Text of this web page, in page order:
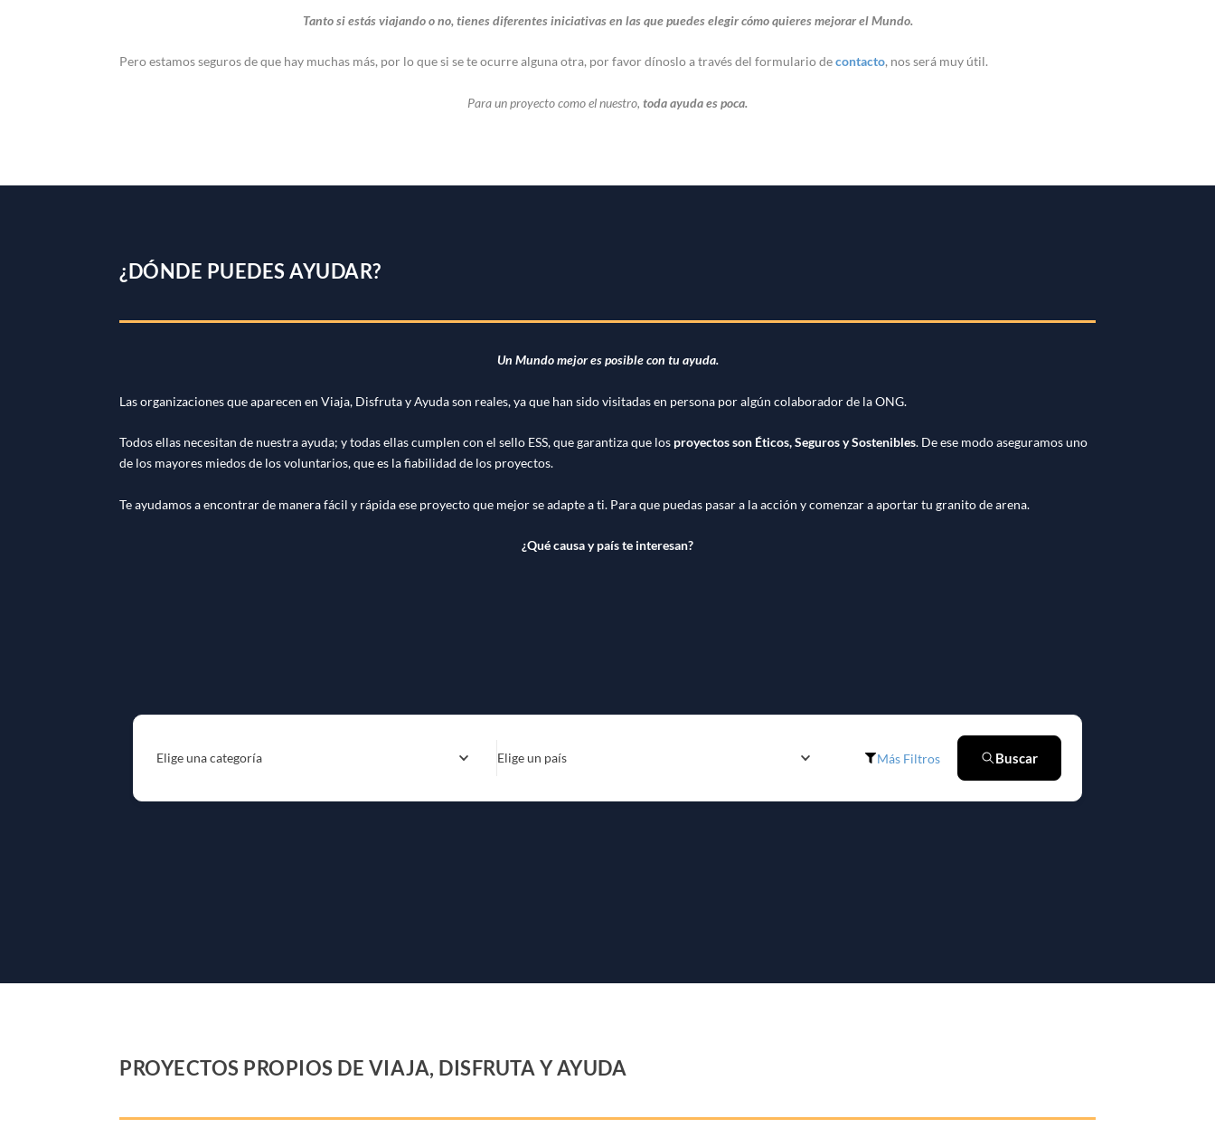
Tanto si estás viajando o no, tienes diferentes iniciativas en las que puedes elegir cómo quieres mejorar el Mundo.
Pero estamos seguros de que hay muchas más, por lo que si se te ocurre alguna otra, por favor dínoslo a través del formulario decontacto, nos será muy útil.
Para un proyecto como el nuestro, toda ayuda es poca.
¿DÓNDE PUEDES AYUDAR?
Un Mundo mejor es posible con tu ayuda.
Las organizaciones que aparecen en Viaja, Disfruta y Ayuda son reales, ya que han sido visitadas en persona por algún colaborador de la ONG.
Todos ellas necesitan de nuestra ayuda; y todas ellas cumplen con el sello ESS, que garantiza que los proyectos son Éticos, Seguros y Sostenibles. De ese modo aseguramos uno
de los mayores miedos de los voluntarios, que es la fiabilidad de los proyectos.
Te ayudamos a encontrar de manera fácil y rápida ese proyecto que mejor se adapte a ti. Para que puedas pasar a la acción y comenzar a aportar tu granito de arena.
¿Qué causa y país te interesan?
Elige una categoría Elige un país Más Filtros Buscar
PROYECTOS PROPIOS DE VIAJA, DISFRUTA Y AYUDA